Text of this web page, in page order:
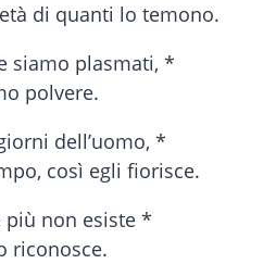
di quanti lo temono.
siamo plasmati, *
polvere.
dell’uomo, *
così egli fiorisce.
più non esiste *
riconosce.